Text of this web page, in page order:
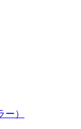
）